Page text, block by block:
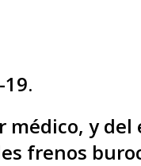
y
frenos